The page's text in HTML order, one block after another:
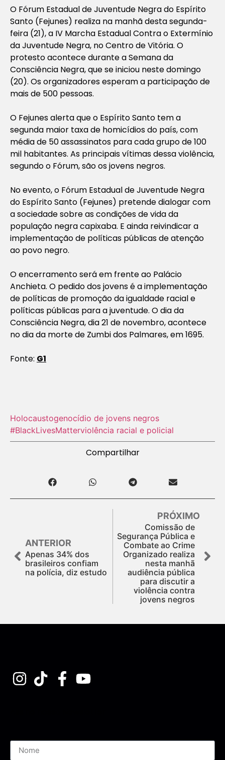
O Fórum Estadual de Juventude Negra do Espírito
Santo (Fejunes) realiza na manhã desta segunda-
feira (21), a IV Marcha Estadual Contra o Extermínio
da Juventude Negra, no Centro de Vitória. O
protesto acontece durante a Semana da
Consciência Negra, que se iniciou neste domingo
(20). Os organizadores esperam a participação de
mais de 500 pessoas.
O Fejunes alerta que o Espírito Santo tem a
segunda maior taxa de homicídios do país, com
média de 50 assassinatos para cada grupo de 100
mil habitantes. As principais vítimas dessa violência,
segundo o Fórum, são os jovens negros.
No evento, o Fórum Estadual de Juventude Negra
do Espírito Santo (Fejunes) pretende dialogar com
a sociedade sobre as condições de vida da
população negra capixaba. E ainda reivindicar a
implementação de políticas públicas de atenção
ao povo negro.
O encerramento será em frente ao Palácio
Anchieta. O pedido dos jovens é a implementação
de políticas de promoção da igualdade racial e
políticas públicas para a juventude. O dia da
Consciência Negra, dia 21 de novembro, acontece
no dia da morte de Zumbi dos Palmares, em 1695.
Fonte: G1
Holocausto‬genocídio de jovens negros
#BlackLivesMatterviolência racial e policial
Compartilhar
ANTERIOR
Apenas 34% dos
brasileiros confiam
na polícia, diz estudo
PRÓXIMO
Comissão de
Segurança Pública e
Combate ao Crime
Organizado realiza
nesta manhã
audiência pública
para discutir a
violência contra
jovens negros